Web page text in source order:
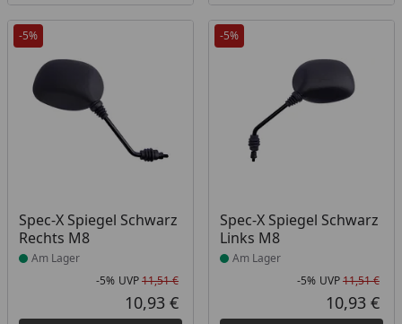
-5%
Spec-X Spiegel Schwarz
Rechts M8
Produkt am Lager
Am Lager
Rabatt in Prozent
-5%
Ursprünglicher Preis
UVP11,51 €
Aktueller Preis
10,93 €
-5%
Spec-X Spiegel Schwarz
Links M8
Produkt am Lager
Am Lager
-5% UVP11,51 €
10,93 €